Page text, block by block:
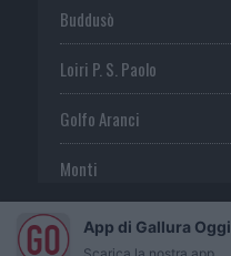
Buddusò
Loiri P. S. Paolo
Golfo Aranci
Monti
TeltiApp di Gallura Oggi